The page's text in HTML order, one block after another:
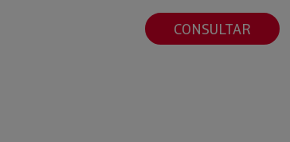
CONSULTAR